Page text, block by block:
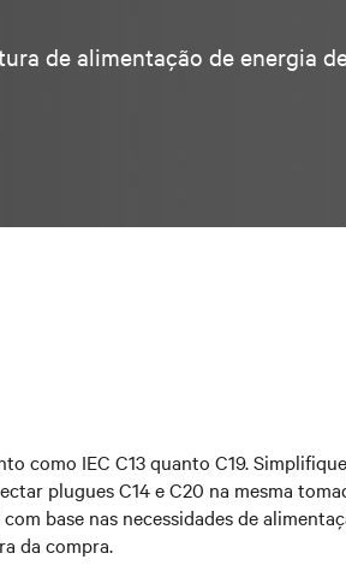
de alimentação de energia
como IEC C13 quanto C19.
plugues C14 e C20 na mesma
base nas necessidades de
da compra.